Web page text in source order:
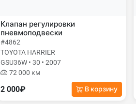
Клапан регулировки
пневмоподвески
#4862
TOYOTA HARRIER
GSU36W • 30 • 2007
72 000 км
2 000₽ В корзину